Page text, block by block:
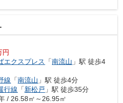
円
エクスプレス
「南流山 」駅 徒歩4
線 「南流山 」駅 徒歩4分
行線 「新松戸 」駅 徒歩35分
/ 26.58㎡～26.95㎡